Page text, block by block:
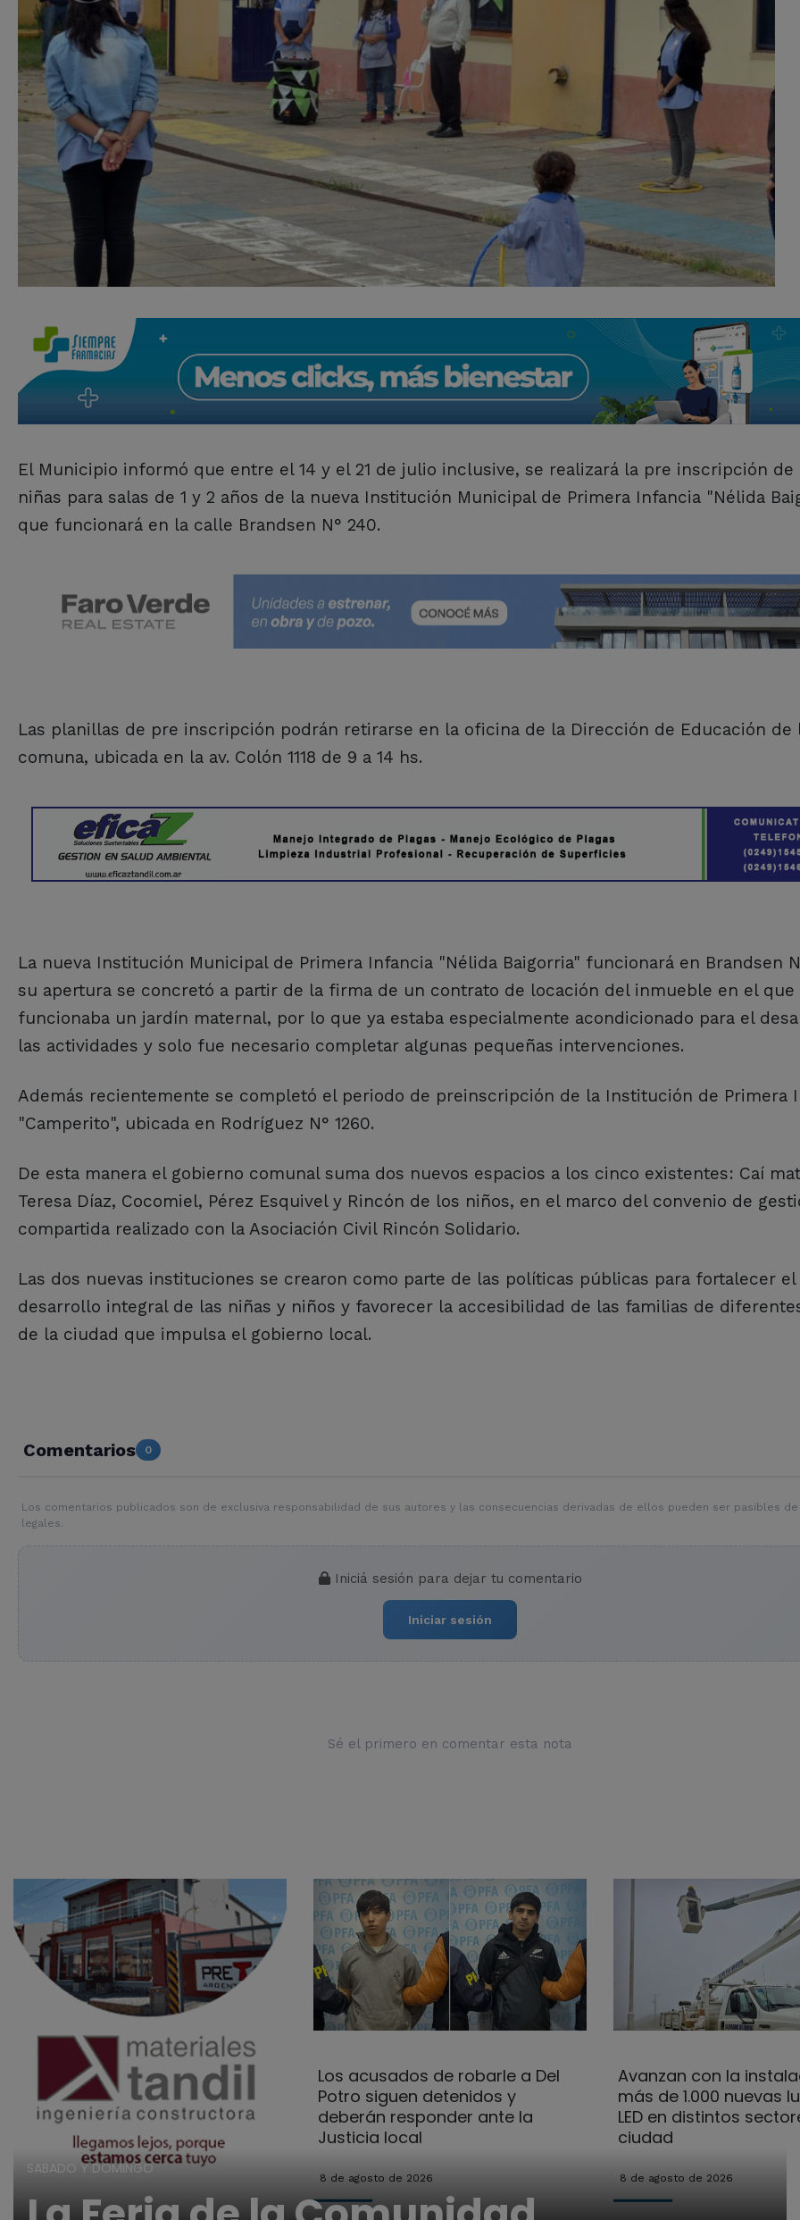
El Municipio informó que entre el 14 y el 21 de julio inclusive, se realizará la pre inscripción de
niñas para salas de 1 y 2 años de la nueva Institución Municipal de Primera Infancia "Nélida
que funcionará en la calle Brandsen N° 240.
Las planillas de pre inscripción podrán retirarse en la oficina de la Dirección de Educación de
comuna, ubicada en la av. Colón 1118 de 9 a 14 hs.
La nueva Institución Municipal de Primera Infancia "Nélida Baigorria" funcionará en Brandsen
su apertura se concretó a partir de la firma de un contrato de locación del inmueble en el que
funcionaba un jardín maternal, por lo que ya estaba especialmente acondicionado para el
las actividades y solo fue necesario completar algunas pequeñas intervenciones.
Además recientemente se completó el periodo de preinscripción de la Institución de Primera
"Camperito", ubicada en Rodríguez N° 1260.
De esta manera el gobierno comunal suma dos nuevos espacios a los cinco existentes: Caí
Teresa Díaz, Cocomiel, Pérez Esquivel y Rincón de los niños, en el marco del convenio de
compartida realizado con la Asociación Civil Rincón Solidario.
Las dos nuevas instituciones se crearon como parte de las políticas públicas para fortalecer el
desarrollo integral de las niñas y niños y favorecer la accesibilidad de las familias de
de la ciudad que impulsa el gobierno local.
Comentarios 0
Los comentarios publicados son de exclusiva responsabilidad de sus autores y las consecuencias derivadas de ellos pueden ser pasibles de
legales.
Iniciá sesión para dejar tu comentario
Iniciar sesión
Sé el primero en comentar esta nota
Los acusados de robarle a Del
Potro siguen detenidos y
deberán responder ante la
Justicia local
8 de agosto de 2026
Avanzan con la
más de 1.000 nuevas
LED en distintos
ciudad
8 de agosto de 2026
SABADO Y DOMINGO